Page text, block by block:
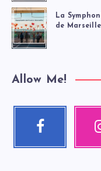
La
de Marseille
Allow Me!
Facebook